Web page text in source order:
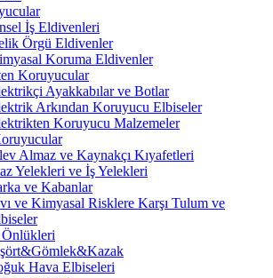
İş Eldivenleri
Örgü Eldivenler
Koruma Eldivenler
Koruyucular
Ayakkabılar ve Botlar
Arkından Koruyucu Elbiseler
Koruyucu Malzemeler
Almaz ve Kaynakçı Kıyafetleri
Yelekleri ve İş Yelekleri
ve Kabanlar
ve Kimyasal Risklere Karşı Tulum ve
Hava Elbiseleri